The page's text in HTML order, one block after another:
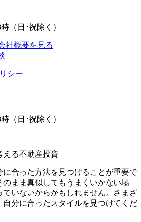
（日･祝除く）
社概要を見る
シー
（日･祝除く）
える不動産投資
に合った方法を見つけることが重要で
のまま真似してもうまくいかない場
ていないからかもしれません。さまざ
自分に合ったスタイルを見つけてくだ